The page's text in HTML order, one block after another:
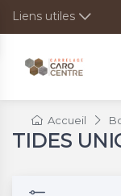
Liens utiles
Accueil
TIDES